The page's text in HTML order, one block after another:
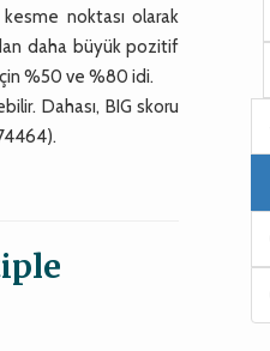
noktası olarak
daha büyük pozitif
%50 ve %80 idi.
Dahası, BIG skoru